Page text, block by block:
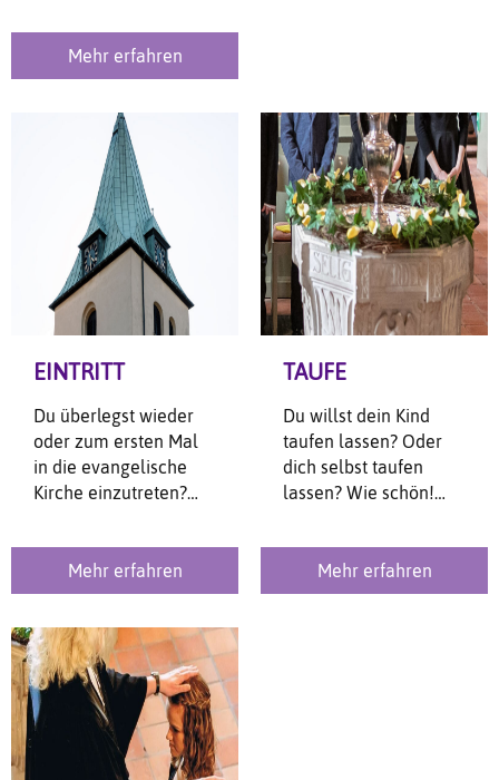
Zusammenarbeit mit
"Vielfalt gestalten" der
Stadt Dissen
Mehr erfahren
EINTRITT
Du überlegst wieder
oder zum ersten Mal
in die evangelische
Kirche einzutreten?
uns sehr freuen!
Mehr erfahren
TAUFE
Du willst dein Kind
taufen lassen? Oder
dich selbst taufen
lassen? Wie schön!
hoffentlich alles rund
um das wunderbare
Ereignis einer Taufe.
Mehr erfahren